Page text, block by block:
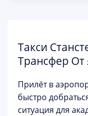
Такси
Трансфер От
Прилёт в
быстро
ситуация для